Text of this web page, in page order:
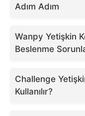
Adım Adım
Wanpy Yetişkin
Beslenme
Challenge
Kullanılır?